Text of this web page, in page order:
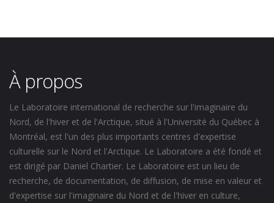
À propos
Le Laboratoire international de recherche sur l'imaginaire du
Nord, de l'hiver et de l'Arctique, situé à l'Université du Québec à
Montréal, est l'un des plus importants centres d'expertise
culturelle sur le Nord et l'Arctique. Le Laboratoire a été fondé et
est dirigé par Daniel Chartier. Le Laboratoire est un lieu de
recherche, de documentation, de diffusion, de mise en valeur et
d'expertise sur l'imaginaire du Nord et de l'hiver en culture,